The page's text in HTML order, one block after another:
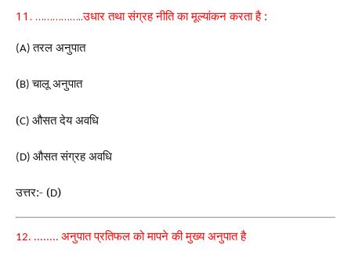
11. ……………..उधार तथा संग्रह नीति का मूल्यांकन करता है :
(A)तरल अनुपात
(B)चालू अनुपात
(C) औसत देय अवधि
(D) औसत संग्रह अवधि
उत्तर:- (D)
12. ........ अनुपात प्रतिफल को मापने की मुख्य अनुपात है